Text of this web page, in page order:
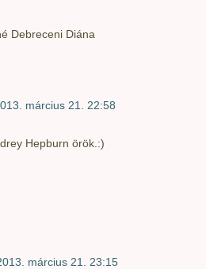
Debreceni Diána
március 21. 22:58
Hepburn örök.:)
március 21. 23:15